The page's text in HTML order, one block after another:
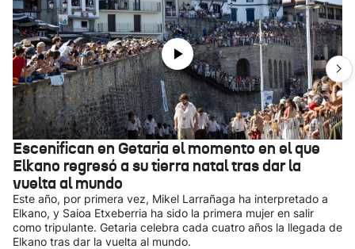
Escenifican en Getaria el momento en el que
Elkano regresó a su tierra natal tras dar la
vuelta al mundo
Este año, por primera vez, Mikel Larrañaga ha interpretado a
Elkano, y Saioa Etxeberria ha sido la primera mujer en salir
como tripulante. Getaria celebra cada cuatro años la llegada de
Elkano tras dar la vuelta al mundo.